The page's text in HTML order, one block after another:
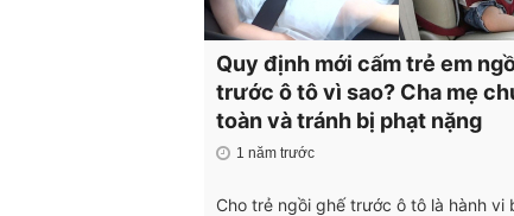
Quy định mới cấm trẻ em
trước ô tô vì sao? Cha mẹ
toàn và tránh bị phạt nặng
1 năm trước
Cho trẻ ngồi ghế trước ô tô là hành vi